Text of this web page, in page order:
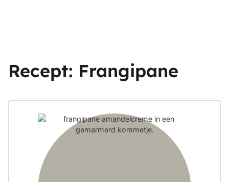
Recept: Frangipane